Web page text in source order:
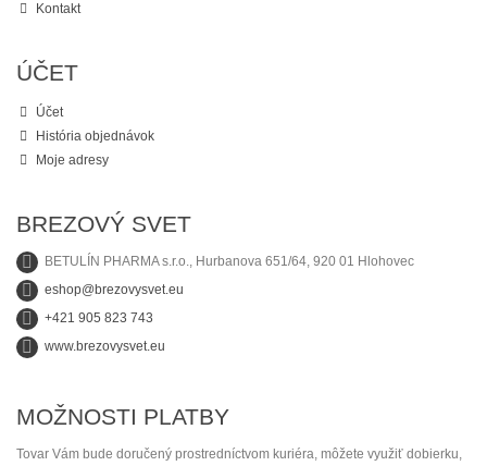
Kontakt
ÚČET
Účet
História objednávok
Moje adresy
BREZOVÝ SVET
BETULÍN PHARMA s.r.o., Hurbanova 651/64, 920 01 Hlohovec
eshop@brezovysvet.eu
+421 905 823 743
www.brezovysvet.eu
MOŽNOSTI PLATBY
Tovar Vám bude doručený prostredníctvom kuriéra, môžete využiť dobierku,